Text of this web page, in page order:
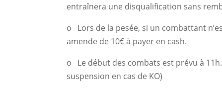
entraînera une disqualification sans
o Lors de la pesée, si un combattant
amende de 10€ à payer en cash.
o Le début des combats est prévu à
suspension en cas de KO)